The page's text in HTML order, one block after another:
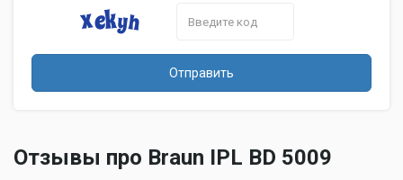
Отправить
Отзывы про Braun IPL BD 5009